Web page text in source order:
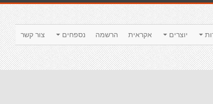
צור קשר נספחים הרשמה אקראית יוצרים